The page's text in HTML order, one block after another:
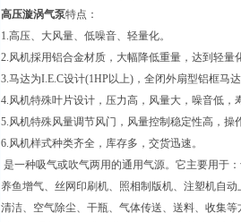
高压漩涡气泵特点：
1.高压、大风量、低噪音、轻量化。
2.风机採用铝合金材质，大幅降低重量，达到轻量
3.马达为I.E.C设计(1HP以上)，全闭外扇型铝框马
4.风机特殊叶片设计，压力高，风量大，噪音低，
5.风机特殊风量调节风门，风量控制稳定性高，操
6.风机样式种类齐全，库存多，交货迅速。
是一种吸气或吹气两用的通用气源。它主要用于
养鱼增气、丝网印刷机、照相制版机、注塑机自
清洁、空气除尘、干瓶、气体传送、送料、收集等